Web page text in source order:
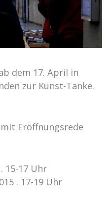
dem 17. April in
zur Kunst-Tanke.
Eröffnungsrede
15-17 Uhr
. 17-19 Uhr